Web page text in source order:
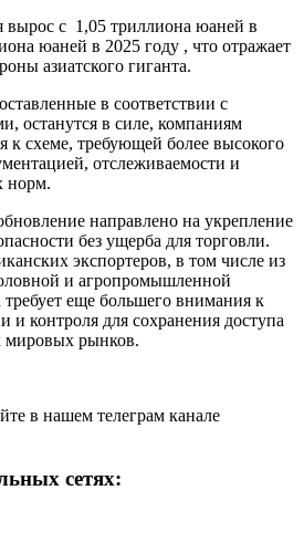
вырос с 1,05 триллиона юаней в
юаней в 2025 году , что отражает
азиатского гиганта.
в соответствии с
останутся в силе, компаниям
к схеме, требующей более высокого
отслеживаемости и
норм.
направлено на укрепление
без ущерба для торговли.
экспортеров, в том числе из
и агропромышленной
требует еще большего внимания к
и контроля для сохранения доступа
мировых рынков.
в нашем телеграм канале
сетях: